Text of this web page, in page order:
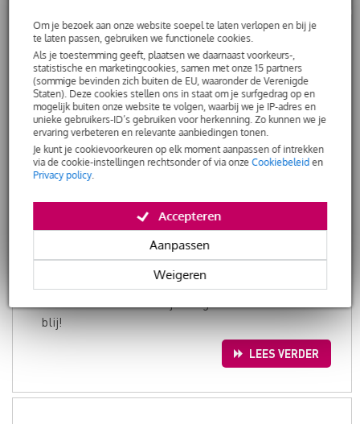
Om je bezoek aan onze website soepel te laten verlopen en bij je
te laten passen, gebruiken we functionele cookies.
Als je toestemming geeft, plaatsen we daarnaast voorkeurs-,
statistische en marketingcookies, samen met onze 15 partners
(sommige bevinden zich buiten de EU, waaronder de Verenigde
Staten). Deze cookies stellen ons in staat om je surfgedrag op en
mogelijk buiten onze website te volgen, waarbij we je IP-adres en
unieke gebruikers-ID’s gebruiken voor herkenning. Zo kunnen we je
ervaring verbeteren en relevante aanbiedingen tonen.
Je kunt je cookievoorkeuren op elk moment aanpassen of intrekken
via de cookie-instellingen rechtsonder of via onzeCookiebeleid en
Privacy policy.
Weigeren
Aanpassen
Accepteren
De zanger: het
kwetsbaarste bandlid
Binnen een band heeft
de zanger(es) de
kwetsbaarste positie.
zij de frontman of -vrouw
is, maar ook doordat de
stem een kwetsbaar instrument is, die geen
volumeknop heeft die naar believen kan worden
opgedraaid. Als band moet je daar rekening mee
blij!
LEES VERDER